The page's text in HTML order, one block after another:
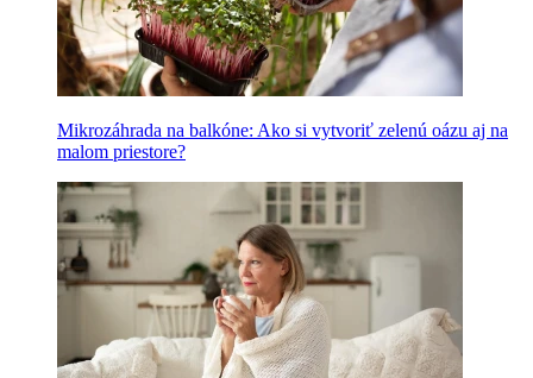
Mikrozáhrada na balkóne: Ako si vytvoriť zelenú oázu aj na
malom priestore?